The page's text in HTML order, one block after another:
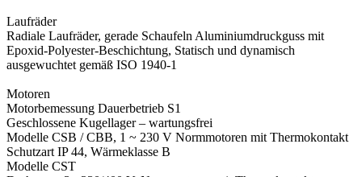
Laufräder
Radiale Laufräder, gerade Schaufeln Aluminiumdruckguss mit
Epoxid-Polyester-Beschichtung, Statisch und dynamisch
ausgewuchtet gemäß ISO 1940-1
Motoren
Motorbemessung Dauerbetrieb S1
Geschlossene Kugellager – wartungsfrei
Modelle CSB / CBB, 1 ~ 230 V Normmotoren mit Thermokontakt
Schutzart IP 44, Wärmeklasse B
Modelle CST